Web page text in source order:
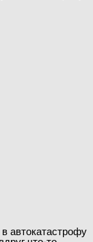
автокатастрофу